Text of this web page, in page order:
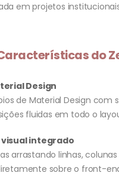
em projetos
do
Design
de Material Design com
fluidas em todo o
integrado
arrastando linhas, colunas
sobre o front-